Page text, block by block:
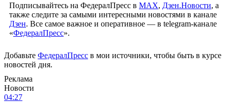
Подписывайтесь на ФедералПресс в МАХ, Дзен.Новости, а
также следите за самыми интересными новостями в канале
Дзен. Все самое важное и оперативное — в telegram-канале
«ФедералПресс».
Добавьте ФедералПресс в мои источники, чтобы быть в курсе
новостей дня.
Реклама
Новости
04:27